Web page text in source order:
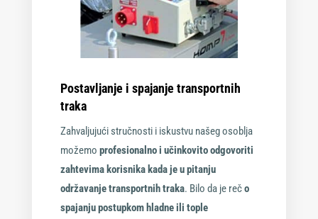
Postavljanje i spajanje transportnih
traka
Zahvaljujući stručnosti i iskustvu našeg osoblja
možemo profesionalno i učinkovito odgovoriti
zahtevima korisnika kada je u pitanju
održavanje transportnih traka. Bilo da je rečo
spajanju postupkom hladne ili tople